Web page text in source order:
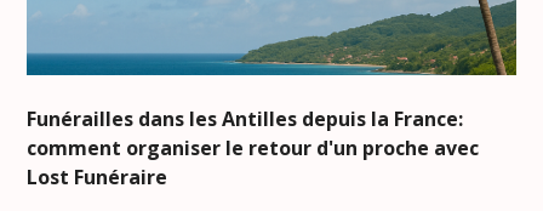
Funérailles dans les Antilles depuis la France:
comment organiser le retour d'un proche avec
Lost Funéraire